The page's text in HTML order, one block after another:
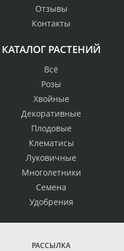
Отзывы
Контакты
КАТАЛОГ РАСТЕНИЙ
Всё
Розы
Хвойные
Декоративные
Плодовые
Клематисы
Луковичные
Многолетники
Семена
Удобрения
РАССЫЛКА